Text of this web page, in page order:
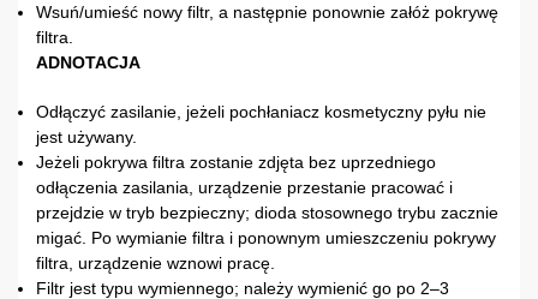
Wsuń/umieść nowy filtr, a następnie ponownie załóż pokrywę
filtra.
ADNOTACJA
Odłączyć zasilanie, jeżeli pochłaniacz kosmetyczny pyłu nie
jest używany.
Jeżeli pokrywa filtra zostanie zdjęta bez uprzedniego
odłączenia zasilania, urządzenie przestanie pracować i
przejdzie w tryb bezpieczny; dioda stosownego trybu zacznie
migać. Po wymianie filtra i ponownym umieszczeniu pokrywy
filtra, urządzenie wznowi pracę.
Filtr jest typu wymiennego; należy wymienić go po 2–3